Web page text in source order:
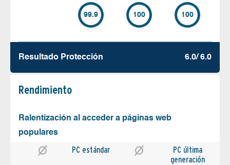
99.9 100 100
Resultado Protección 6.0/ 6.0
Rendimiento
Ralentización al acceder a páginas web
populares
PC estándar
PC última
generación